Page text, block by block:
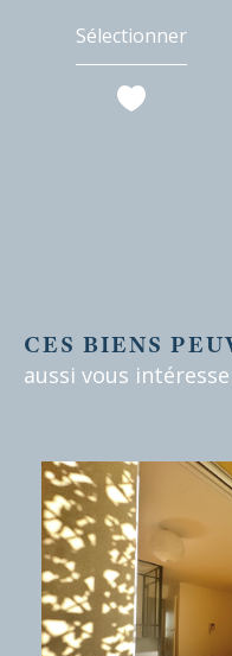
Sélectionner
CES BIENS
aussi vous